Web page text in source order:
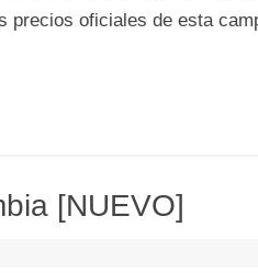
precios oficiales de esta
[NUEVO]